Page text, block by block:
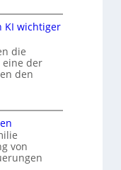
KI wichtiger
die
eine der
den
von